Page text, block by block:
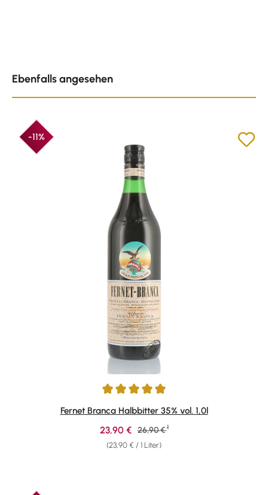
Ebenfalls angesehen
-11%
Durchschnittliche Bewertung von 4.94 von 5 Sternen
Fernet Branca Halbbitter 35% vol. 1,0l
(23,90 € / 1 Liter)
Verkaufspreis:
23,90 € Regulärer Preis:
26,90 € 1